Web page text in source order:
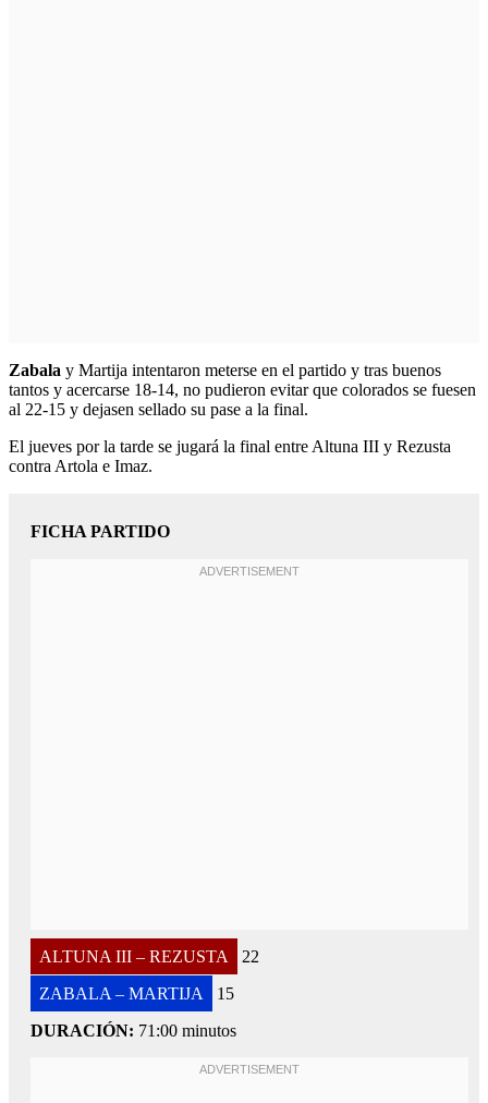
Zabala y Martija intentaron meterse en el partido y tras buenos
tantos y acercarse 18-14, no pudieron evitar que colorados se fuesen
al 22-15 y dejasen sellado su pase a la final.
El jueves por la tarde se jugará la final entre Altuna III y Rezusta
contra Artola e Imaz.
FICHA PARTIDO
ALTUNA III – REZUSTA
22
ZABALA – MARTIJA
15
DURACIÓN: 71:00 minutos